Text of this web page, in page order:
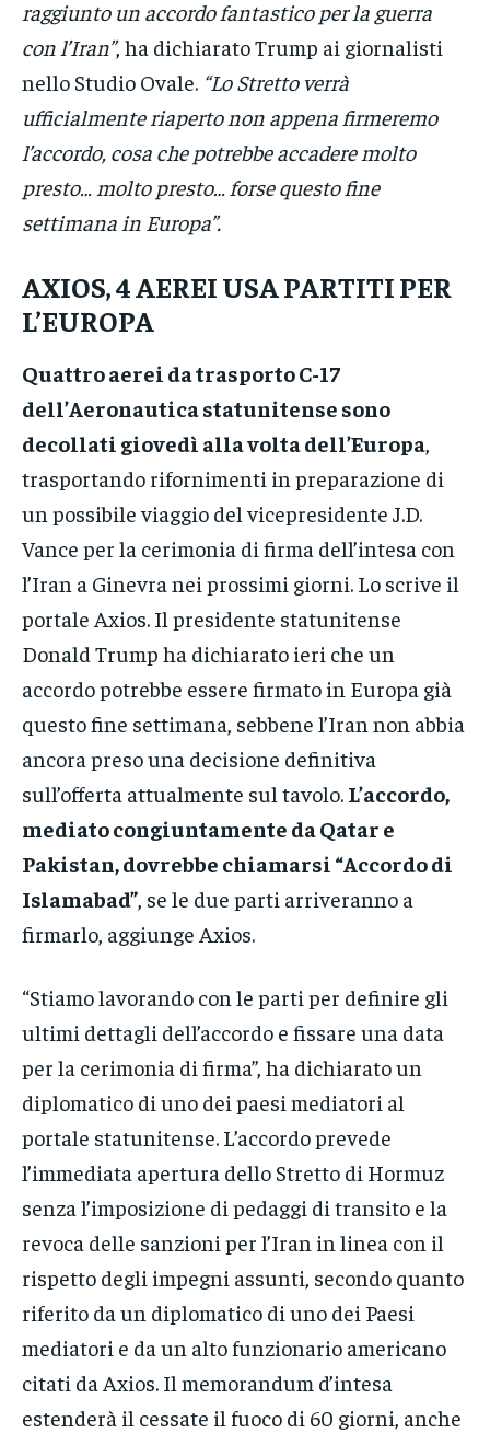
raggiunto un accordo fantastico per la guerra
con l’Iran”, ha dichiarato Trump ai giornalisti
nello Studio Ovale. “Lo Stretto verrà
ufficialmente riaperto non appena firmeremo
l’accordo, cosa che potrebbe accadere molto
presto… molto presto… forse questo fine
settimana in Europa”.
AXIOS, 4 AEREI USA PARTITI PER
L’EUROPA
Quattro aerei da trasporto C-17
dell’Aeronautica statunitense sono
decollati giovedì alla volta dell’Europa
trasportando rifornimenti in preparazione di
un possibile viaggio del vicepresidente J.D.
Vance per la cerimonia di firma dell’intesa con
l’Iran a Ginevra nei prossimi giorni. Lo scrive il
portale Axios. Il presidente statunitense
Donald Trump ha dichiarato ieri che un
accordo potrebbe essere firmato in Europa già
questo fine settimana, sebbene l’Iran non abbia
ancora preso una decisione definitiva
sull’offerta attualmente sul tavolo. L’accordo,
mediato congiuntamente da Qatar e
Pakistan, dovrebbe chiamarsi “Accordo di
Islamabad” , se le due parti arriveranno a
firmarlo, aggiunge Axios.
“Stiamo lavorando con le parti per definire gli
ultimi dettagli dell’accordo e fissare una data
per la cerimonia di firma”, ha dichiarato un
diplomatico di uno dei paesi mediatori al
portale statunitense. L’accordo prevede
l’immediata apertura dello Stretto di Hormuz
senza l’imposizione di pedaggi di transito e la
revoca delle sanzioni per l’Iran in linea con il
rispetto degli impegni assunti, secondo quanto
riferito da un diplomatico di uno dei Paesi
mediatori e da un alto funzionario americano
citati da Axios. Il memorandum d’intesa
estenderà il cessate il fuoco di 60 giorni, anche